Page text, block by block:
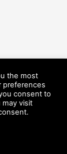
von
the most
preferences
consent to
may visit